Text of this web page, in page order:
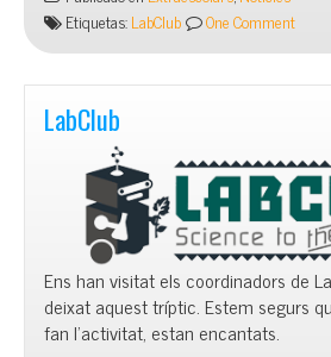
MADEEtiquetas:LabClub One Comment
LabClub
Ens han visitat els coordinadors de
deixat aquest tríptic. Estem segurs
fan l’activitat, estan encantats.